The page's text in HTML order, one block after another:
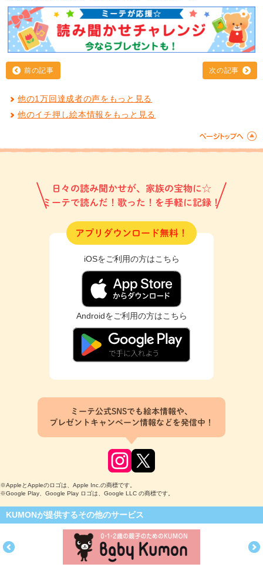
前の記事 次の記事
他の1万回達成者の声をもっと見る
他のイチ押し絵本情報をもっと見る
日々の読み聞かせが、家族の宝物に☆
ミーテで読んだ！歌った！を手軽に記録！
アプリダウンロード無料！
iOSをご利用の方はこちら
Androidをご利用の方はこちら
ミーテ公式SNSでも絵本情報や、
プレゼントキャンペーン情報などを発信中！
※AppleとAppleのロゴは、Apple Inc.の商標です。
※Google Play、Google Play ロゴは、Google LLC の商標です。
KUMONが提供するその他のサービス